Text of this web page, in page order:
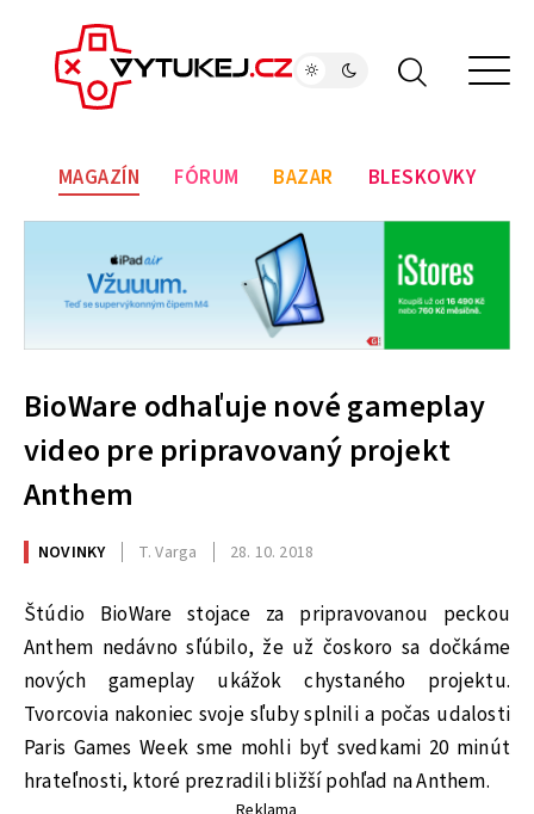
MAGAZÍN FÓRUM BAZAR BLESKOVKY
BioWare odhaľuje nové gameplay
video pre pripravovaný projekt
Anthem
NOVINKY T. Varga 28. 10. 2018
Štúdio BioWare stojace za pripravovanou peckou
Anthem nedávno sľúbilo, že už čoskoro sa dočkáme
nových gameplay ukážok chystaného projektu.
Tvorcovia nakoniec svoje sľuby splnili a počas udalosti
Paris Games Week sme mohli byť svedkami 20 minút
hrateľnosti, ktoré prezradili bližší pohľad na Anthem.